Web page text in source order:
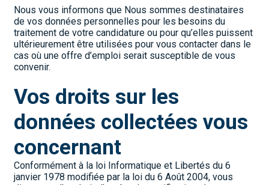
Nous vous informons que Nous sommes destinataires
de vos données personnelles pour les besoins du
traitement de votre candidature ou pour qu’elles puissent
ultérieurement être utilisées pour vous contacter dans le
cas où une offre d’emploi serait susceptible de vous
convenir.
Vos droits sur les
données collectées vous
concernant
Conformément à la loi Informatique et Libertés du 6
janvier 1978 modifiée par la loi du 6 Août 2004, vous